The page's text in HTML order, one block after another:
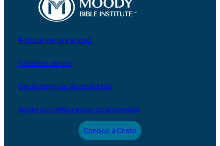
Políticas de privacidad
Términos de uso
Declaración de Accesibilidad
Ajuste su configuración de privacidad
Conoce a Cristo